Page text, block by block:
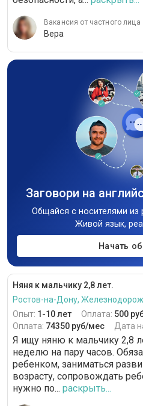
Вакансия от частного лица
Вера
Заговори на
Общайся с носителями из
Живой язык,
Начать
Няня к мальчику 2,8 лет.
Ростов-на-Дону,
Опыт: 1-10 лет Оплата: 500
Оплата: 74350 руб/мес Дата
Я ищу няню к мальчику 2,8
неделю на пару часов.
ребенком, заниматься
возрасту, сопровождать
нужно по... раскрыть...